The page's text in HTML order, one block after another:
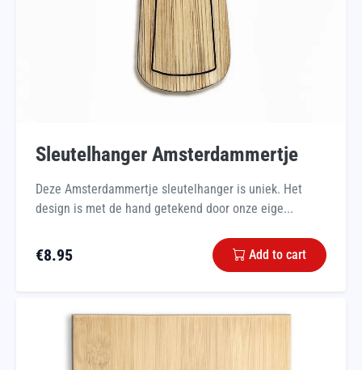
Sleutelhanger Amsterdammertje
Deze Amsterdammertje sleutelhanger is uniek. Het
design is met de hand getekend door onze eige...
€8.95 Add to cart